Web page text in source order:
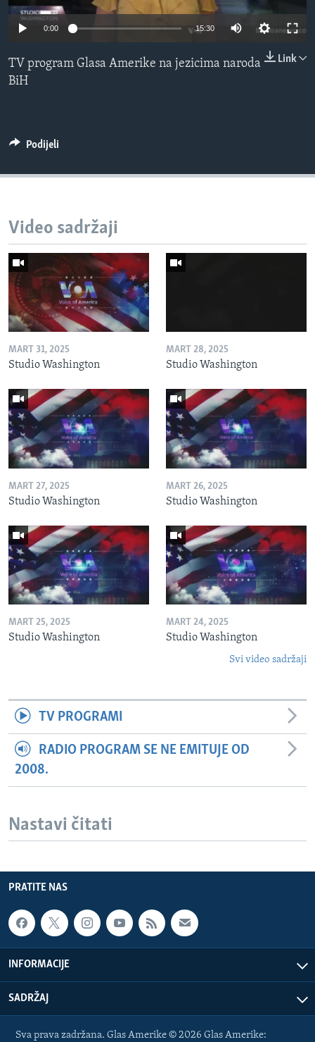
MAGAZIN
Learning English
Jezici
0:00 15:30
Link
TV program Glasa Amerike na jezicima naroda
BiH
Podijeli
Video sadržaji
MART 31, 2025
Studio Washington
MART 28, 2025
Studio Washington
MART 27, 2025
Studio Washington
MART 26, 2025
Studio Washington
MART 25, 2025
Studio Washington
MART 24, 2025
Studio Washington
Svi video sadržaji
TV PROGRAMI
RADIO PROGRAM SE NE EMITUJE OD
2008.
Nastavi čitati
PRATITE NAS
INFORMACIJE
SADRŽAJ
Sva prava zadržana. Glas Amerike © 2026 Glas Amerike: